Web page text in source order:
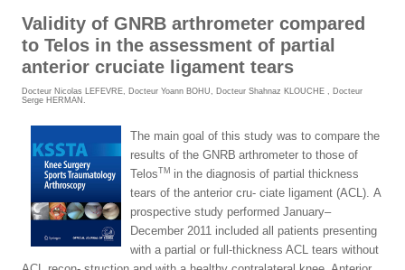
Validity of GNRB arthrometer compared
to Telos in the assessment of partial
anterior cruciate ligament tears
Docteur Nicolas LEFEVRE Docteur Yoann BOHU Docteur Shahnaz KLOUCHE
Docteur
Serge HERMAN
The main goal of this study was to compare the
results of the GNRB arthrometer to those of
TelosTM in the diagnosis of partial thickness
tears of the anterior cru- ciate ligament (ACL). A
prospective study performed January–
December 2011 included all patients presenting
with a partial or full-thickness ACL tears without